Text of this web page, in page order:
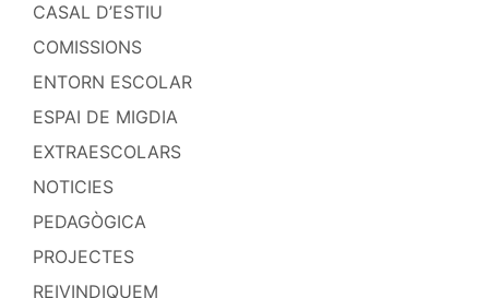
CASAL D’ESTIU
COMISSIONS
ENTORN ESCOLAR
ESPAI DE MIGDIA
EXTRAESCOLARS
NOTICIES
PEDAGÒGICA
PROJECTES
REIVINDIQUEM